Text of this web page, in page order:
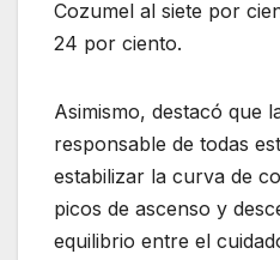
Cozumel al siete por
24 por ciento.
Asimismo, destacó que
responsable de todas
estabilizar la curva de
picos de ascenso y
equilibrio entre el